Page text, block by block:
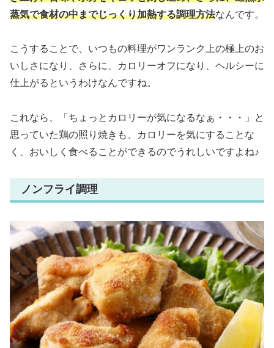
蒸気で食材の中までじっくり加熱する調理方法なんです。
こうすることで、いつもの料理がワンランク上の極上のお
いしさになり、さらに、カロリーオフになり、ヘルシーに
仕上がるというわけなんですね。
これなら、「ちょっとカロリーが気になるなぁ・・・」と
思っていた鶏の照り焼きも、カロリーを気にすることな
く、おいしく食べることができるのでうれしいですよね♪
ノンフライ調理